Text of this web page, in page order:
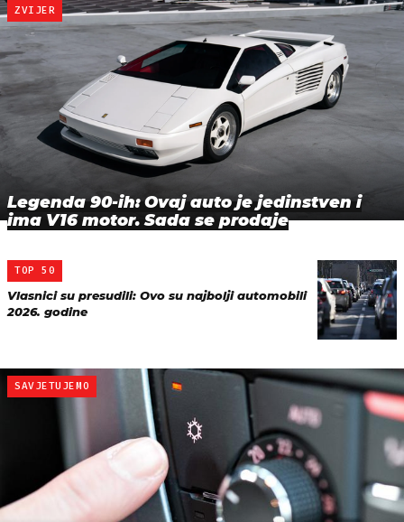
ZVIJER
Legenda 90-ih: Ovaj auto je jedinstven i
ima V16 motor. Sada se prodaje
TOP 50
Vlasnici su presudili: Ovo su najbolji automobili
2026. godine
SAVJETUJEMO